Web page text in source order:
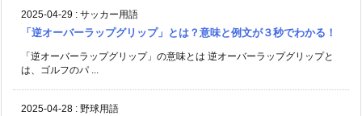
2025-04-29 : サッカー用語
「逆オーバーラップグリップ」とは？意味と例文が３秒でわかる！
「逆オーバーラップグリップ」の意味とは 逆オーバーラップグリップと
は、ゴルフのパ ...
2025-04-28 : 野球用語